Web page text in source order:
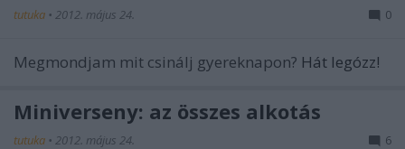
tutuka • 2012. május 24. 0
Megmondjam mit csinálj gyereknapon? Hát legózz!
Miniverseny: az összes alkotás
tutuka • 2012. május 24. 6